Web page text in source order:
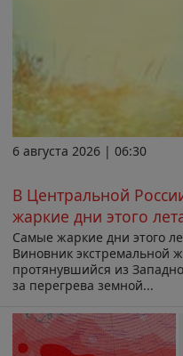
6 августа 2026 | 06:30
В Центральной
жаркие дни этого
Самые жаркие дни этого
Виновник экстремальной
протянувшийся из
за перегрева земной...